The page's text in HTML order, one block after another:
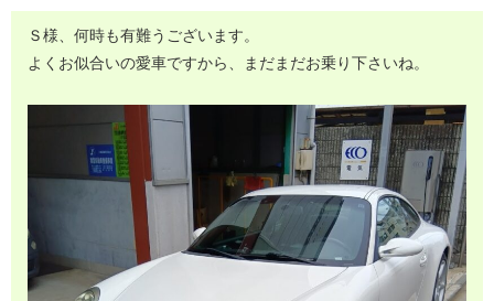
Ｓ様、何時も有難うございます。
よくお似合いの愛車ですから、まだまだお乗り下さいね。